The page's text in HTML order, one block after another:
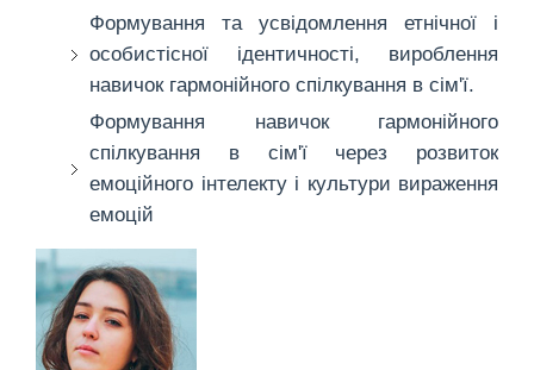
Формування та усвідомлення етнічної і
особистісної ідентичності, вироблення
навичок гармонійного спілкування в сім'ї.
Формування навичок гармонійного
спілкування в сім'ї через розвиток
емоційного інтелекту і культури вираження
емоцій